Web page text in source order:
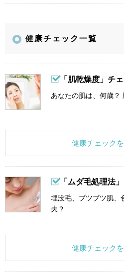
健康チェック一覧
「肌乾燥度」チ
あなたの肌は、何歳？
健康チェック
「ムダ毛処理法
埋没毛、ブツブツ肌
夫？
健康チェック